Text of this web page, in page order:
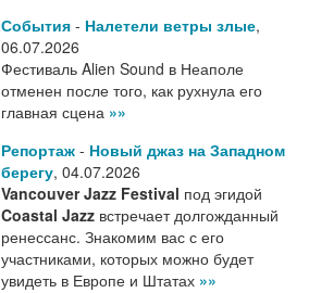
События - Налетели ветры злые,
06.07.2026
Фестиваль Alien Sound в Неаполе
отменен после того, как рухнула его
главная сцена »»
Репортаж - Новый джаз на Западном
берегу, 04.07.2026
Vancouver Jazz Festival под эгидой
Coastal Jazz встречает долгожданный
ренессанс. Знакомим вас с его
участниками, которых можно будет
увидеть в Европе и Штатах »»